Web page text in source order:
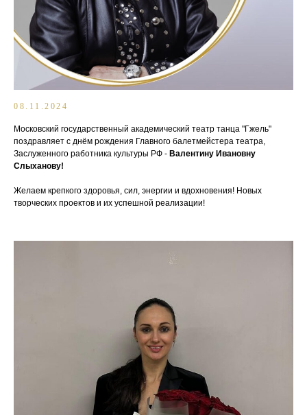
08.11.2024
Московский государственный академический театр танца "Гжель"
поздравляет с днём рождения Главного балетмейстера театра,
Заслуженного работника культуры РФ - Валентину Ивановну
Слыханову!
Желаем крепкого здоровья, сил, энергии и вдохновения! Новых
творческих проектов и их успешной реализации!